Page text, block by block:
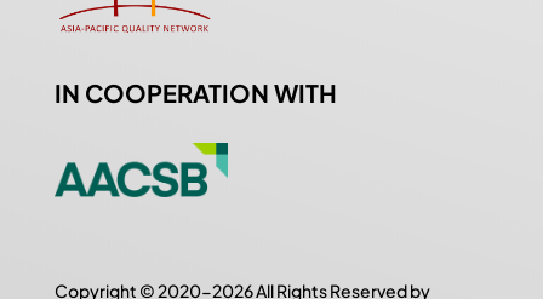
IN COOPERATION WITH
Copyright © 2020-2026 All Rights Reserved by